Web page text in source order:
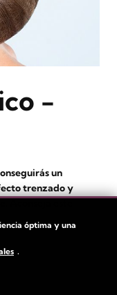
-
un
trenzado y
óptima y una
.